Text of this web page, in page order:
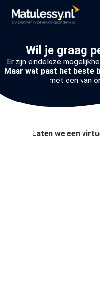
Wil je graag
Er zijn eindeloze
Maar wat past het beste
met een van
Laten we een